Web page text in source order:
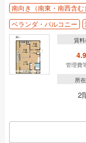
南向き（南東・南西含む）
ベランダ・バルコニー
賃
管理費
所
2